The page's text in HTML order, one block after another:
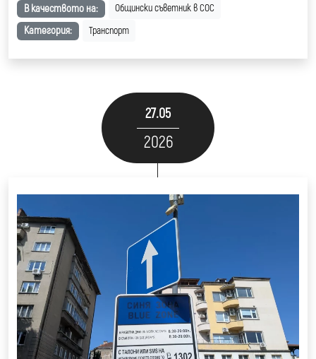
В качеството на: Общински съветник в СОС
Категория: Транспорт
27.05
2026